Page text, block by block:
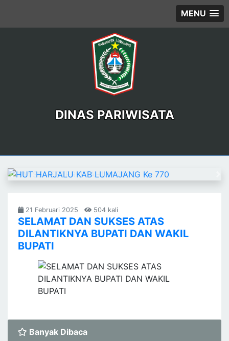
MENU
DINAS PARIWISATA
Previous
21 Februari 2025 504 kali
SELAMAT DAN SUKSES ATAS
DILANTIKNYA BUPATI DAN WAKIL
BUPATI
Banyak Dibaca